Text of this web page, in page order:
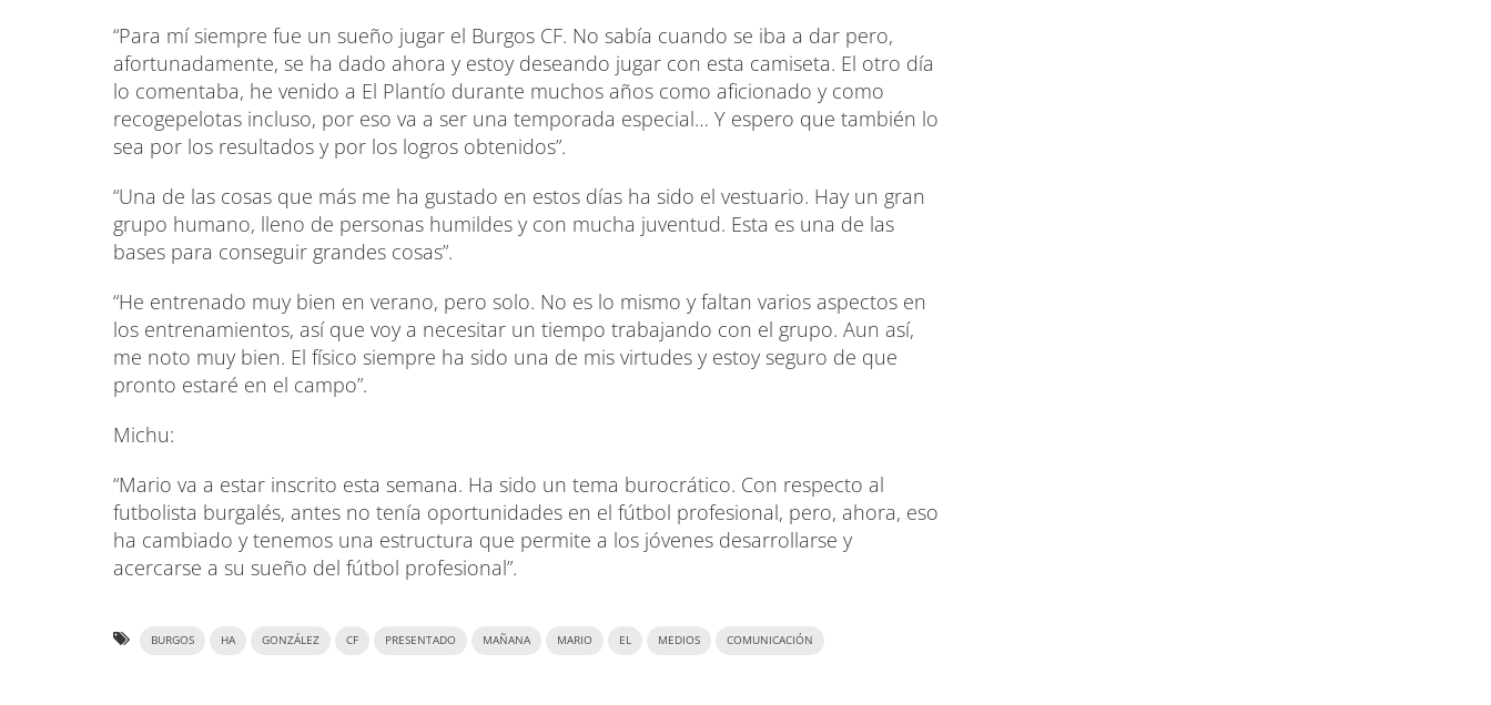
“Para mí siempre fue un sueño jugar el Burgos CF. No sabía cuando se iba a dar pero,
afortunadamente, se ha dado ahora y estoy deseando jugar con esta camiseta. El otro día
lo comentaba, he venido a El Plantío durante muchos años como aficionado y como
recogepelotas incluso, por eso va a ser una temporada especial… Y espero que también lo
sea por los resultados y por los logros obtenidos”.
“Una de las cosas que más me ha gustado en estos días ha sido el vestuario. Hay un gran
grupo humano, lleno de personas humildes y con mucha juventud. Esta es una de las
bases para conseguir grandes cosas”.
“He entrenado muy bien en verano, pero solo. No es lo mismo y faltan varios aspectos en
los entrenamientos, así que voy a necesitar un tiempo trabajando con el grupo. Aun así,
me noto muy bien. El físico siempre ha sido una de mis virtudes y estoy seguro de que
pronto estaré en el campo”.
Michu:
“Mario va a estar inscrito esta semana. Ha sido un tema burocrático. Con respecto al
futbolista burgalés, antes no tenía oportunidades en el fútbol profesional, pero, ahora, eso
ha cambiado y tenemos una estructura que permite a los jóvenes desarrollarse y
acercarse a su sueño del fútbol profesional”.
BURGOS HA GONZÁLEZ CF PRESENTADO MAÑANA MARIO EL MEDIOS COMUNICACIÓN